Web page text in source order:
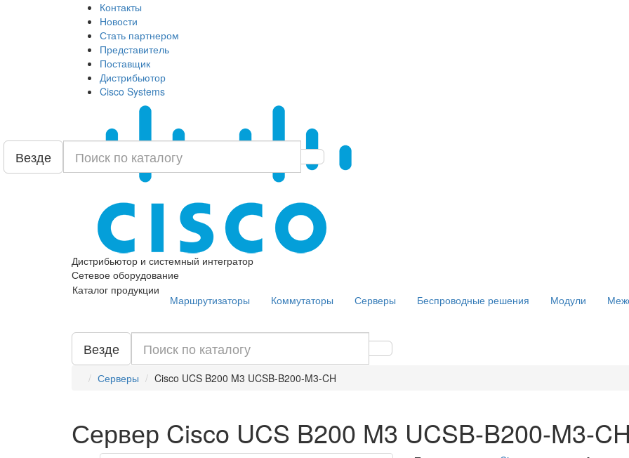
Контакты
Новости
Стать партнером
Представитель
Поставщик
Дистрибьютор
Cisco Systems
Дистрибьютор и системный интегратор
Сетевое оборудование
Везде
Каталог продукции
Маршрутизаторы Коммутаторы Серверы Беспроводные решения Модули
Везде
Серверы Cisco UCS B200 M3 UCSB-B200-M3-CH
Сервер Cisco UCS B200 M3 UCSB-B200-M3-CH